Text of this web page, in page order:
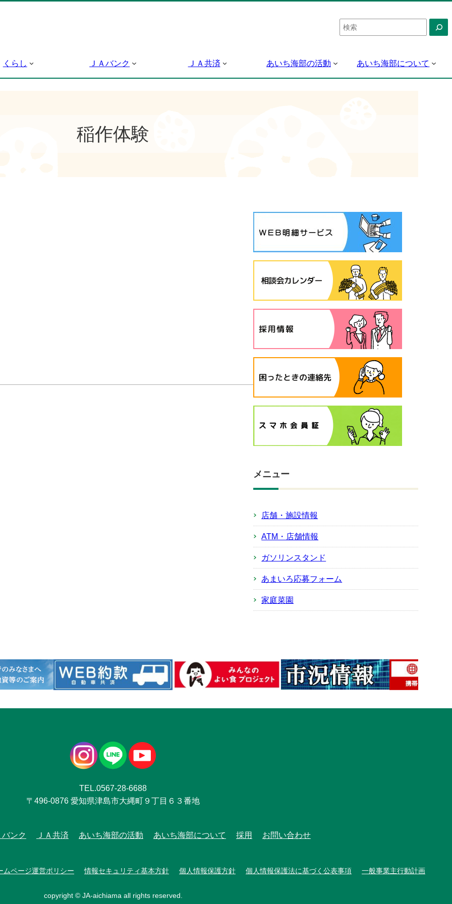
検
索
くらし ＪＡバンク ＪＡ共済 あいち海部の活動 あいち海部について
稲作体験
メニュー
店舗・施設情報
ATM・店舗情報
ガソリンスタンド
あまいろ応募フォーム
家庭菜園
TEL.0567-28-6688
〒496-0876 愛知県津島市大縄町９丁目６３番地
バンク ＪＡ共済 あいち海部の活動 あいち海部について 採用 お問い合わせ
ムページ運営ポリシー 情報セキュリティ基本方針 個人情報保護方針 個人情報保護法に基づく公表事項 一般事業主行動計画
copyright © JA-aichiama all rights reserved.